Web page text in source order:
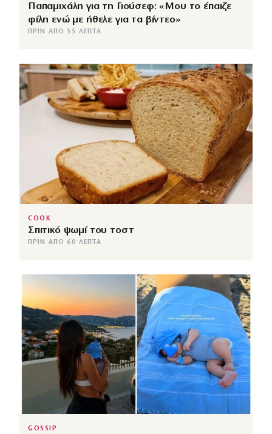
Παπαμιχάλη για τη Γιούσεφ: «Μου το έπαιζε
φίλη ενώ με ήθελε για τα βίντεο»
ΠΡΙΝ ΑΠΌ 55 ΛΕΠΤΆ
COOK
Σπιτικό ψωμί του τοστ
ΠΡΙΝ ΑΠΌ 60 ΛΕΠΤΆ
GOSSIP